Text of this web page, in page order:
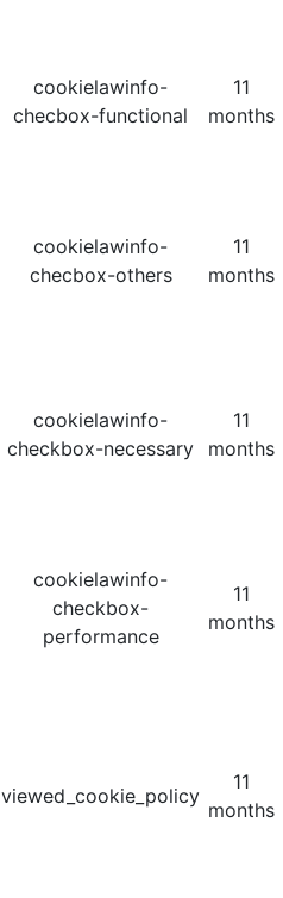
cookielawinfo-
checbox-functional
11
months
cookielawinfo-
checbox-others
11
months
cookielawinfo-
checkbox-necessary
11
months
cookielawinfo-
checkbox-
performance
11
months
viewed_cookie_policy
11
months